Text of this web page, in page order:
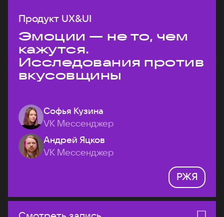
Продукт UX&UI
Эмоции — не то, чем
кажутся.
Исследования против
вкусовщины
Софья Кузина
VK Мессенджер
Андрей Яцков
VK Мессенджер
РЖЯ